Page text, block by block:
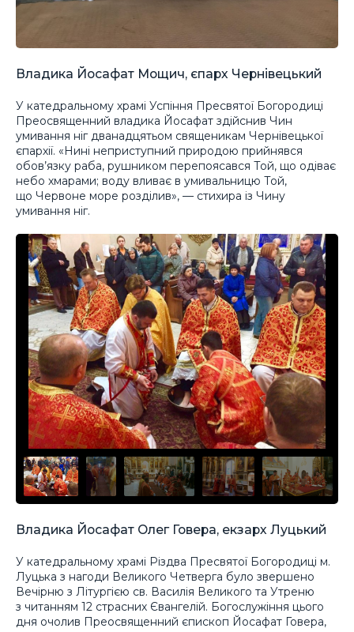
Владика Йосафат Мощич, єпарх Чернівецький
У катедральному храмі Успіння Пресвятої Богородиці
Преосвященний владика Йосафат здійснив Чин
умивання ніг дванадцятьом священикам Чернівецької
єпархії. «Нині неприступний природою прийнявся
обов’язку раба, рушником перепоясався Той, що одіває
небо хмарами; воду вливає в умивальницю Той,
що Червоне море розділив», — стихира із Чину
умивання ніг.
Владика Йосафат Олег Говера, екзарх Луцький
У катедральному храмі Різдва Пресвятої Богородиці м.
Луцька з нагоди Великого Четверга було звершено
Вечірню з Літургією св. Василія Великого та Утреню
з читанням 12 страсних Євангелій. Богослужіння цього
дня очолив Преосвященний єпископ Йосафат Говера,